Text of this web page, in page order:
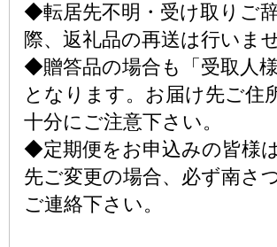
◆転居先不明・受け取りご
際、返礼品の再送は行いませ
◆贈答品の場合も「受取人様
となります。お届け先ご住
十分にご注意下さい。
◆定期便をお申込みの皆様
先ご変更の場合、必ず南さ
ご連絡下さい。